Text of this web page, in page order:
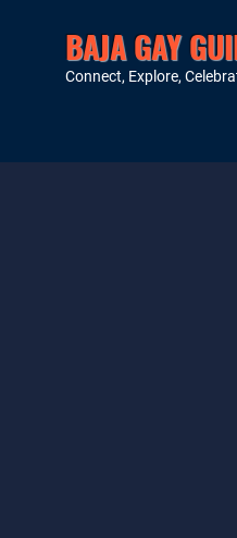
BAJA GAY
Connect, Explore,